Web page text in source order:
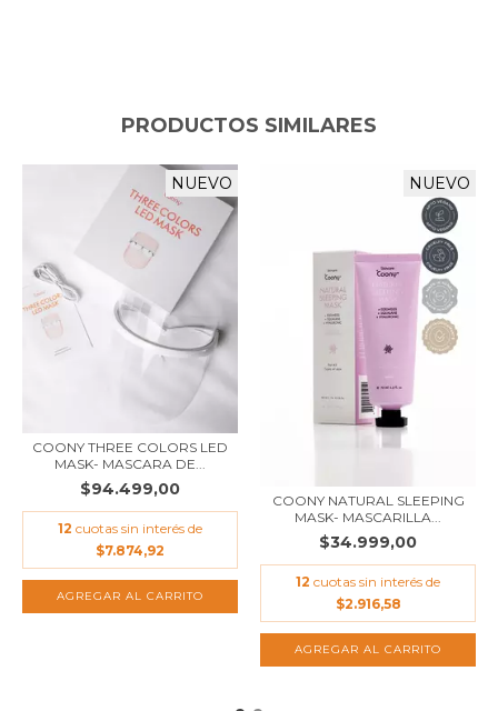
PRODUCTOS SIMILARES
NUEVO
COONY THREE COLORS LED
MASK- MASCARA DE...
$94.499,00
12 cuotas sin interés de
$7.874,92
NUEVO
COONY NATURAL SLEEPING
MASK- MASCARILLA...
$34.999,00
12 cuotas sin interés de
$2.916,58